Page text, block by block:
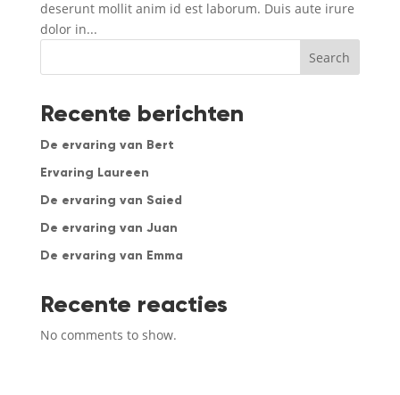
deserunt mollit anim id est laborum. Duis aute irure
dolor in...
Search
Recente berichten
De ervaring van Bert
Ervaring Laureen
De ervaring van Saied
De ervaring van Juan
De ervaring van Emma
Recente reacties
No comments to show.